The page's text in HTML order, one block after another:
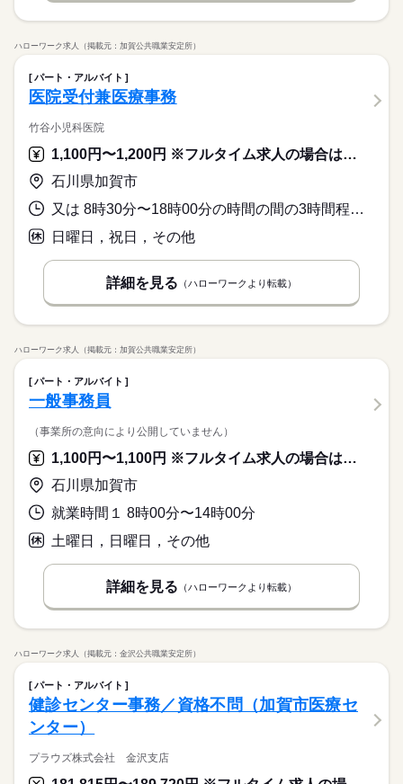
ハローワーク求人（掲載元：加賀公共職業安定所）
パート・アルバイト
医院受付兼医療事務
竹谷小児科医院
1,100円〜1,200円 ※フルタイム求人の場合は月額（換算額）、パート求人の場合は時間額を表示しています。
石川県加賀市
又は 8時30分〜18時00分の時間の間の3時間程度 就業時間に関する特記事項 ＊勤務時間について相談に応じますので、お気軽にご相談ください
日曜日，祝日，その他
詳細を見る （ハローワークより転載）
ハローワーク求人（掲載元：加賀公共職業安定所）
パート・アルバイト
一般事務員
（事業所の意向により公開していません）
1,100円〜1,100円 ※フルタイム求人の場合は月額（換算額）、パート求人の場合は時間額を表示しています。
石川県加賀市
就業時間１ 8時00分〜14時00分
土曜日，日曜日，その他
詳細を見る （ハローワークより転載）
ハローワーク求人（掲載元：金沢公共職業安定所）
パート・アルバイト
健診センター事務／資格不問（加賀市医療セ
ンター）
プラウズ株式会社 金沢支店